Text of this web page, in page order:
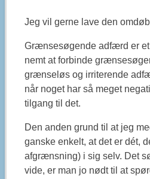
Jeg vil gerne lave den
Grænsesøgende adfærd er et
nemt at forbinde
grænseløs og irriterende
når noget har så meget
tilgang til det.
Den anden grund til at jeg
ganske enkelt, at det er dét,
afgrænsning) i sig selv. Det
vide, er man jo nødt til at